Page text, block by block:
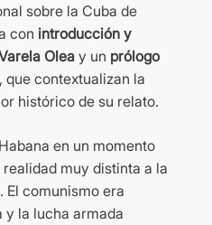
sobre la Cuba de
con introducción y
Oleay un prólogo
, que contextualizan la
histórico de su relato.
en un momento
muy distinta a la
El comunismo era
y la lucha armada